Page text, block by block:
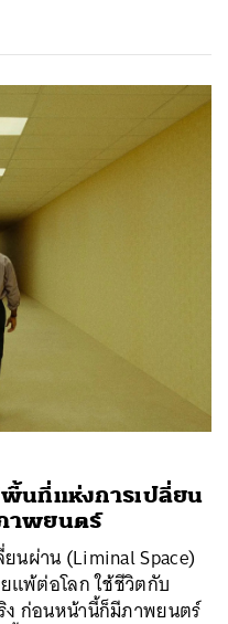
นที่แห่งการเปลี่ยน
าพยนตร์
นผ่าน (Liminal Space)
แพ้ต่อโลก ใช้ชีวิตกับ
ก่อนหน้านี้ก็มีภาพยนตร์